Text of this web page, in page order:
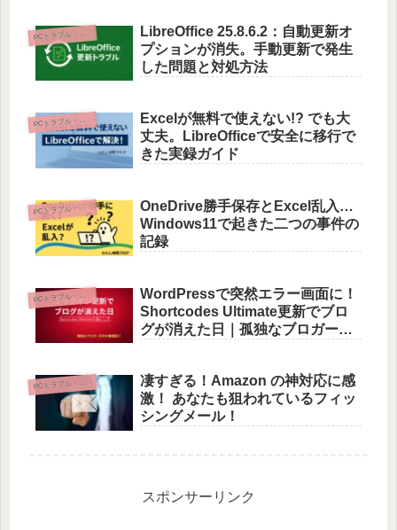
P Cトラブル・初期設定
LibreOffice 25.8.6.2：自動更新オ
プションが消失。手動更新で発生
した問題と対処方法
P Cトラブル・初期設定
Excelが無料で使えない!? でも大
丈夫。LibreOfficeで安全に移行で
きた実録ガイド
P Cトラブル・初期設定
OneDrive勝手保存とExcel乱入…
Windows11で起きた二つの事件の
記録
P Cトラブル・初期設定
WordPressで突然エラー画面に！
Shortcodes Ultimate更新でブロ
グが消えた日｜孤独なブロガー灯
P Cトラブル・初期設定
凄すぎる！Amazon の神対応に感
激！ あなたも狙われているフィッ
シングメール！
スポンサーリンク